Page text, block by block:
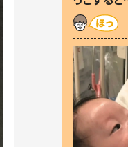
した」「可